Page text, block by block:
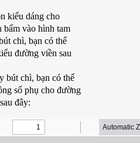
kiểu dáng cho
bấm vào hình tam
chì, bạn có thể
đường viền sau
bút chì, bạn có thể
số phụ cho đường
đây: